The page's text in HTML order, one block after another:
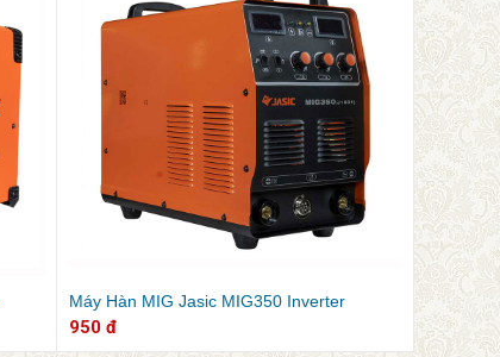
Máy Hàn MIG Jasic MIG350 Inverter
950 đ